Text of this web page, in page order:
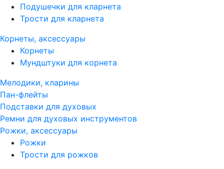
Подушечки для кларнета
Трости для кларнета
Корнеты, аксессуары
Корнеты
Мундштуки для корнета
Мелодики, кларины
Пан-флейты
Подставки для духовых
Ремни для духовых инструментов
Рожки, аксессуары
Рожки
Трости для рожков